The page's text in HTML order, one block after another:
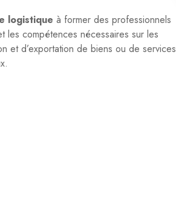
logistique à former des professionnels
les compétences nécessaires sur les
et d’exportation de biens ou de services